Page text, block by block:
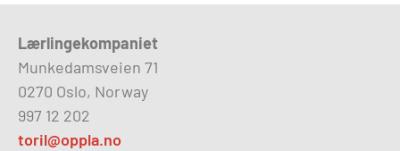
Lærlingekompaniet
Munkedamsveien 71
0270 Oslo, Norway
997 12 202
toril@oppla.no